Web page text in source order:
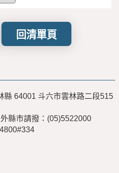
回清單頁
縣 64001 斗六市雲林路二段515
縣市請撥：(05)5522000